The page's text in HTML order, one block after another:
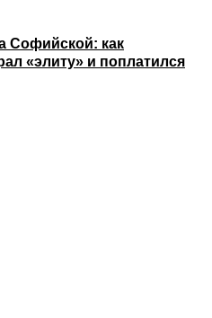
Софийской: как
«элиту» и поплатился